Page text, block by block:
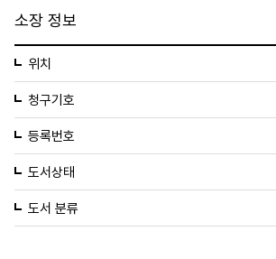
소장 정보
위치
청구기호
등록번호
도서상태
도서 분류